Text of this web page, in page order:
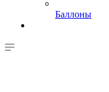
Баллоны